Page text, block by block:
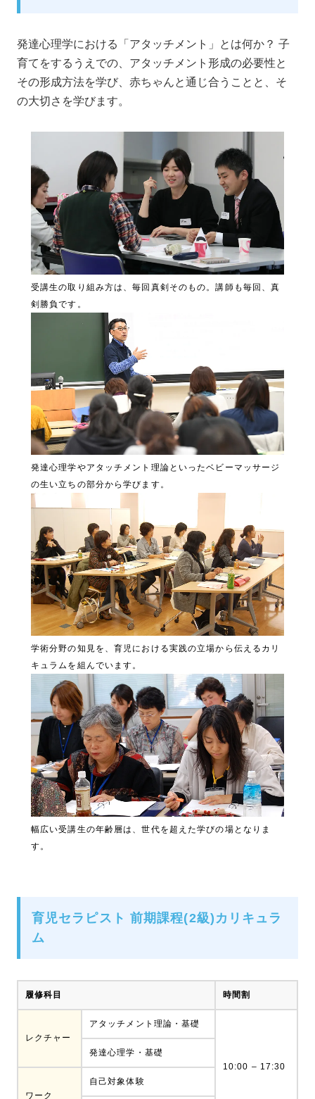
発達心理学における「アタッチメント」とは何か？ 子
育てをするうえでの、アタッチメント形成の必要性と
その形成方法を学び、赤ちゃんと通じ合うことと、そ
の大切さを学びます。
受講生の取り組み方は、毎回真剣そのもの。講師も毎回、真
剣勝負です。
発達心理学やアタッチメント理論といったベビーマッサージ
の生い立ちの部分から学びます。
学術分野の知見を、育児における実践の立場から伝えるカリ
キュラムを組んでいます。
幅広い受講生の年齢層は、世代を超えた学びの場となりま
す。
育児セラピスト 前期課程(2級)カリキュラ
ム
履修科目 時間割
レクチャー
アタッチメント理論・基礎
10:00 – 17:30
発達心理学・基礎
ワーク
自己対象体験